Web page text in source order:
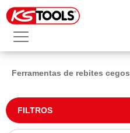
Ferramentas de rebites cegos
FILTROS